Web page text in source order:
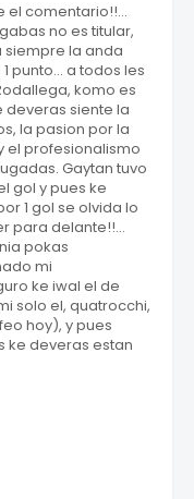
el comentario!!...
no es titular,
la anda
punto... a todos les
komo es
deveras siente la
la pasion por la
el profesionalismo
Gaytan tuvo
gol y pues ke
1 gol se olvida lo
para delante!!...
pokas
mi
ke iwal el de
solo el, quatrocchi,
hoy), y pues
ke deveras estan